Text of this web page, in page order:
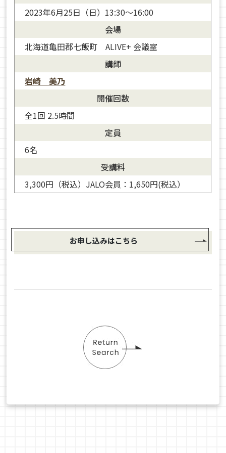
2023年6月25日（日）13:30〜16:00
会場
北海道亀田郡七飯町 ALIVE+ 会議室
講師
岩崎 美乃
開催回数
全1回 2.5時間
定員
6名
受講料
3,300円（税込）JALO会員：1,650円(税込）
お申し込みはこちら